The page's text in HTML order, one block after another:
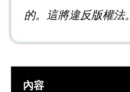
的。這將違反版權法。
內容